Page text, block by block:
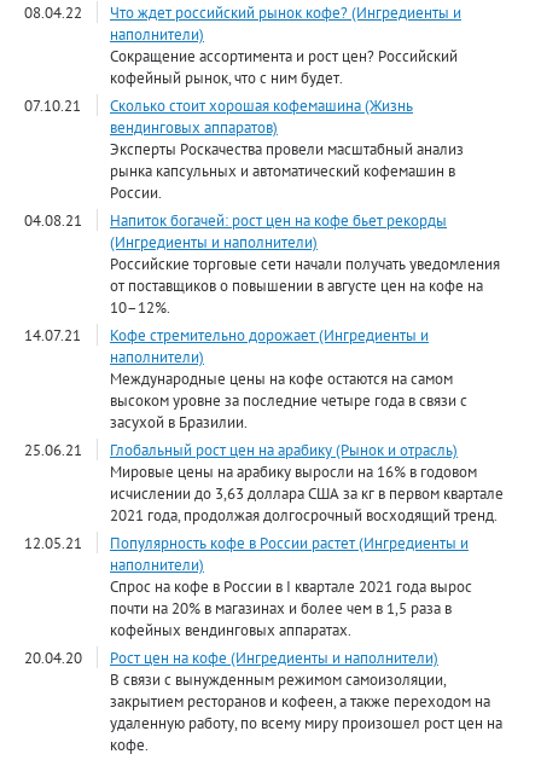
08.04.22
Что ждет российский рынок кофе? (Ингредиенты и
наполнители)
Сокращение ассортимента и рост цен? Российский
кофейный рынок, что с ним будет.
07.10.21
Сколько стоит хорошая кофемашина (Жизнь
вендинговых аппаратов)
Эксперты Роскачества провели масштабный анализ
рынка капсульных и автоматический кофемашин в
России.
04.08.21
Напиток богачей: рост цен на кофе бьет рекорды
(Ингредиенты и наполнители)
Российские торговые сети начали получать уведомления
от поставщиков о повышении в августе цен на кофе на
10–12%.
14.07.21
Кофе стремительно дорожает (Ингредиенты и
наполнители)
Международные цены на кофе остаются на самом
высоком уровне за последние четыре года в связи с
засухой в Бразилии.
25.06.21
Глобальный рост цен на арабику (Рынок и отрасль)
Мировые цены на арабику выросли на 16% в годовом
исчислении до 3,63 доллара США за кг в первом квартале
2021 года, продолжая долгосрочный восходящий тренд.
12.05.21
Популярность кофе в России растет (Ингредиенты и
наполнители)
Спрос на кофе в России в I квартале 2021 года вырос
почти на 20% в магазинах и более чем в 1,5 раза в
кофейных вендинговых аппаратах.
20.04.20
Рост цен на кофе (Ингредиенты и наполнители)
В связи с вынужденным режимом самоизоляции,
закрытием ресторанов и кофеен, а также переходом на
удаленную работу, по всему миру произошел рост цен на
кофе.